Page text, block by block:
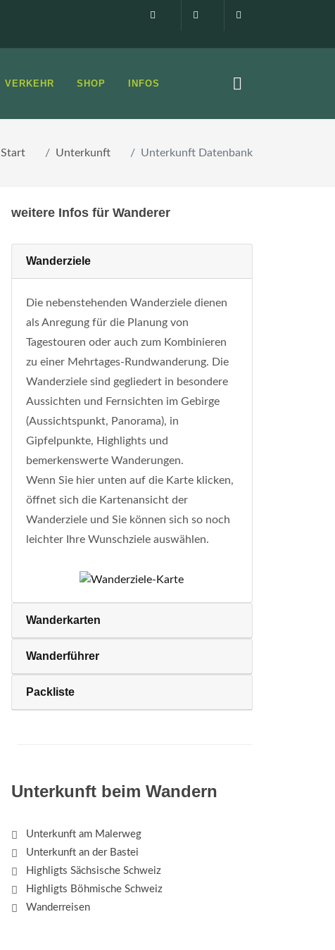
Impressum0160 99873408
VERKEHR SHOP INFOS
Start Unterkunft Unterkunft Datenbank
weitere Infos für Wanderer
Wanderziele
Die nebenstehenden Wanderziele dienen
als Anregung für die Planung von
Tagestouren oder auch zum Kombinieren
zu einer Mehrtages-Rundwanderung. Die
Wanderziele sind gegliedert in besondere
Aussichten und Fernsichten im Gebirge
(Aussichtspunkt, Panorama), in
Gipfelpunkte, Highlights und
bemerkenswerte Wanderungen.
Wenn Sie hier unten auf die Karte klicken,
öffnet sich die Kartenansicht der
Wanderziele und Sie können sich so noch
leichter Ihre Wunschziele auswählen.
Wanderkarten
Wanderführer
Packliste
Unterkunft beim Wandern
Unterkunft am Malerweg
Unterkunft an der Bastei
Highligts Sächsische Schweiz
Highligts Böhmische Schweiz
Wanderreisen